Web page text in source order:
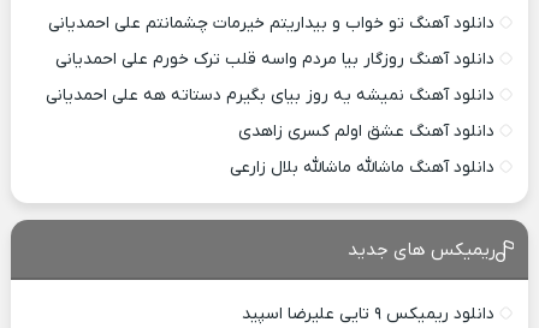
دانلود آهنگ تو خواب و بیداریتم خیرمات چشمانتم علی احمدیانی
دانلود آهنگ روزگار بیا مردم واسه قلب ترک خورم علی احمدیانی
دانلود آهنگ نمیشه یه روز بیای بگیرم دستاته هه علی احمدیانی
دانلود آهنگ عشق اولم کسری زاهدی
دانلود آهنگ ماشالله ماشالله بلال زارعی
ریمیکس های جدید
دانلود ریمیکس ۹ تایی علیرضا اسپید